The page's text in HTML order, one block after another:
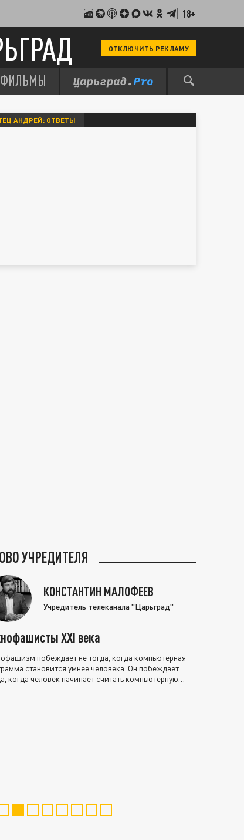
18+
ОТКЛЮЧИТЬ РЕКЛАМУ
ФИЛЬМЫ
АНДРЕЙ: ОТВЕТЫ
УЧРЕДИТЕЛЯ
КОНСТАНТИН МАЛОФЕЕВ
Учредитель телеканала "Царьград"
XXI века
побеждает не тогда, когда компьютерная
становится умнее человека. Он побеждает
когда человек начинает считать компьютерную